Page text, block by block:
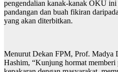
pengendalian kanak-kanak OKU ini
pandangan dan buah fikiran
yang akan diterbitkan.
Menurut Dekan FPM, Prof. Madya
Hashim, “Kunjung hormat